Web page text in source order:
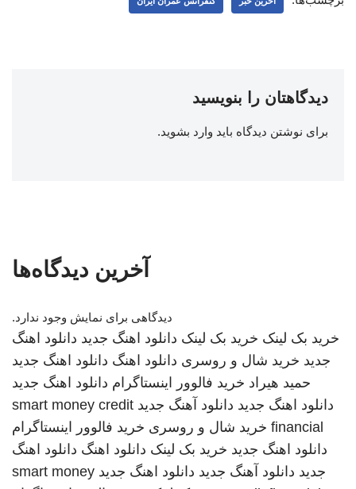
دیدگاهتان را بنویسید
برای نوشتن دیدگاه باید وارد بشوید.
آخرین دیدگاه‌ها
دیدگاهی برای نمایش وجود ندارد.
خرید بک لینک خرید بک لینک دانلود اهنگ جدید دانلود اهنگ
جدید خرید شال و روسری دانلود اهنگ دانلود اهنگ جدید
حمید هیراد خرید فالوور اینستاگرام دانلود اهنگ جدید
دانلود اهنگ جدید دانلود آهنگ جدید smart money credit
financial خرید شال و روسری خرید فالوور اینستاگرام
دانلود اهنگ جدید خرید بک لینک دانلود اهنگ دانلود اهنگ
جدید دانلود آهنگ جدید دانلود اهنگ جدید smart money